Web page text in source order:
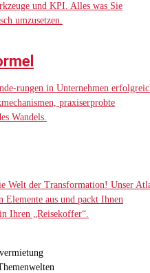
und KPI. Alles was Sie
umzusetzen.
rungen in Unternehmen
praxiserprobte
Wandels.
Welt der Transformation! Unser
Elemente aus und packt Ihnen
Ihren „Reisekoffer“.